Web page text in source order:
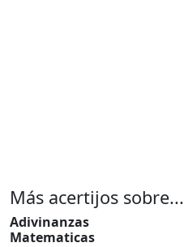
Más acertijos sobre...
Adivinanzas
Matematicas